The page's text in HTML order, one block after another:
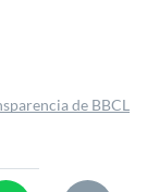
de BBCL